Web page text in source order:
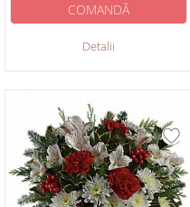
Detalii
COMANDĂ